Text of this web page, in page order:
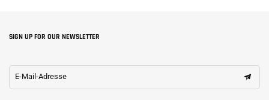
SIGN UP FOR OUR NEWSLETTER
E-Mail-Adresse